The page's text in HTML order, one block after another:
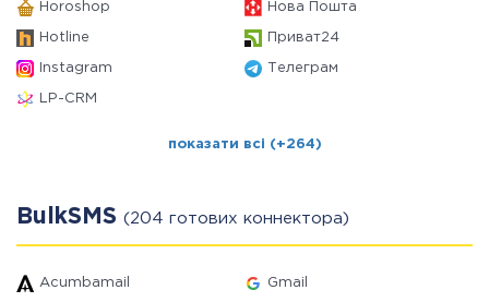
Horoshop Нова Пошта
Hotline Приват24
Instagram Телеграм
LP-CRM
показати всі (+264)
BulkSMS (204 готових коннектора)
Acumbamail Gmail